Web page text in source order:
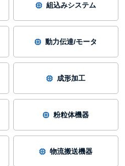
組込みシステム
動力伝達/モータ
成形加工
粉粒体機器
物流搬送機器